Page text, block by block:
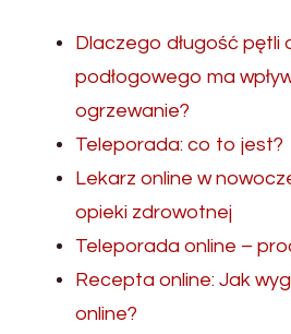
Dlaczego długość pętli
podłogowego ma
ogrzewanie?
Teleporada: co to jest?
Lekarz online w
opieki zdrowotnej
Teleporada online –
Recepta online: Jak
online?